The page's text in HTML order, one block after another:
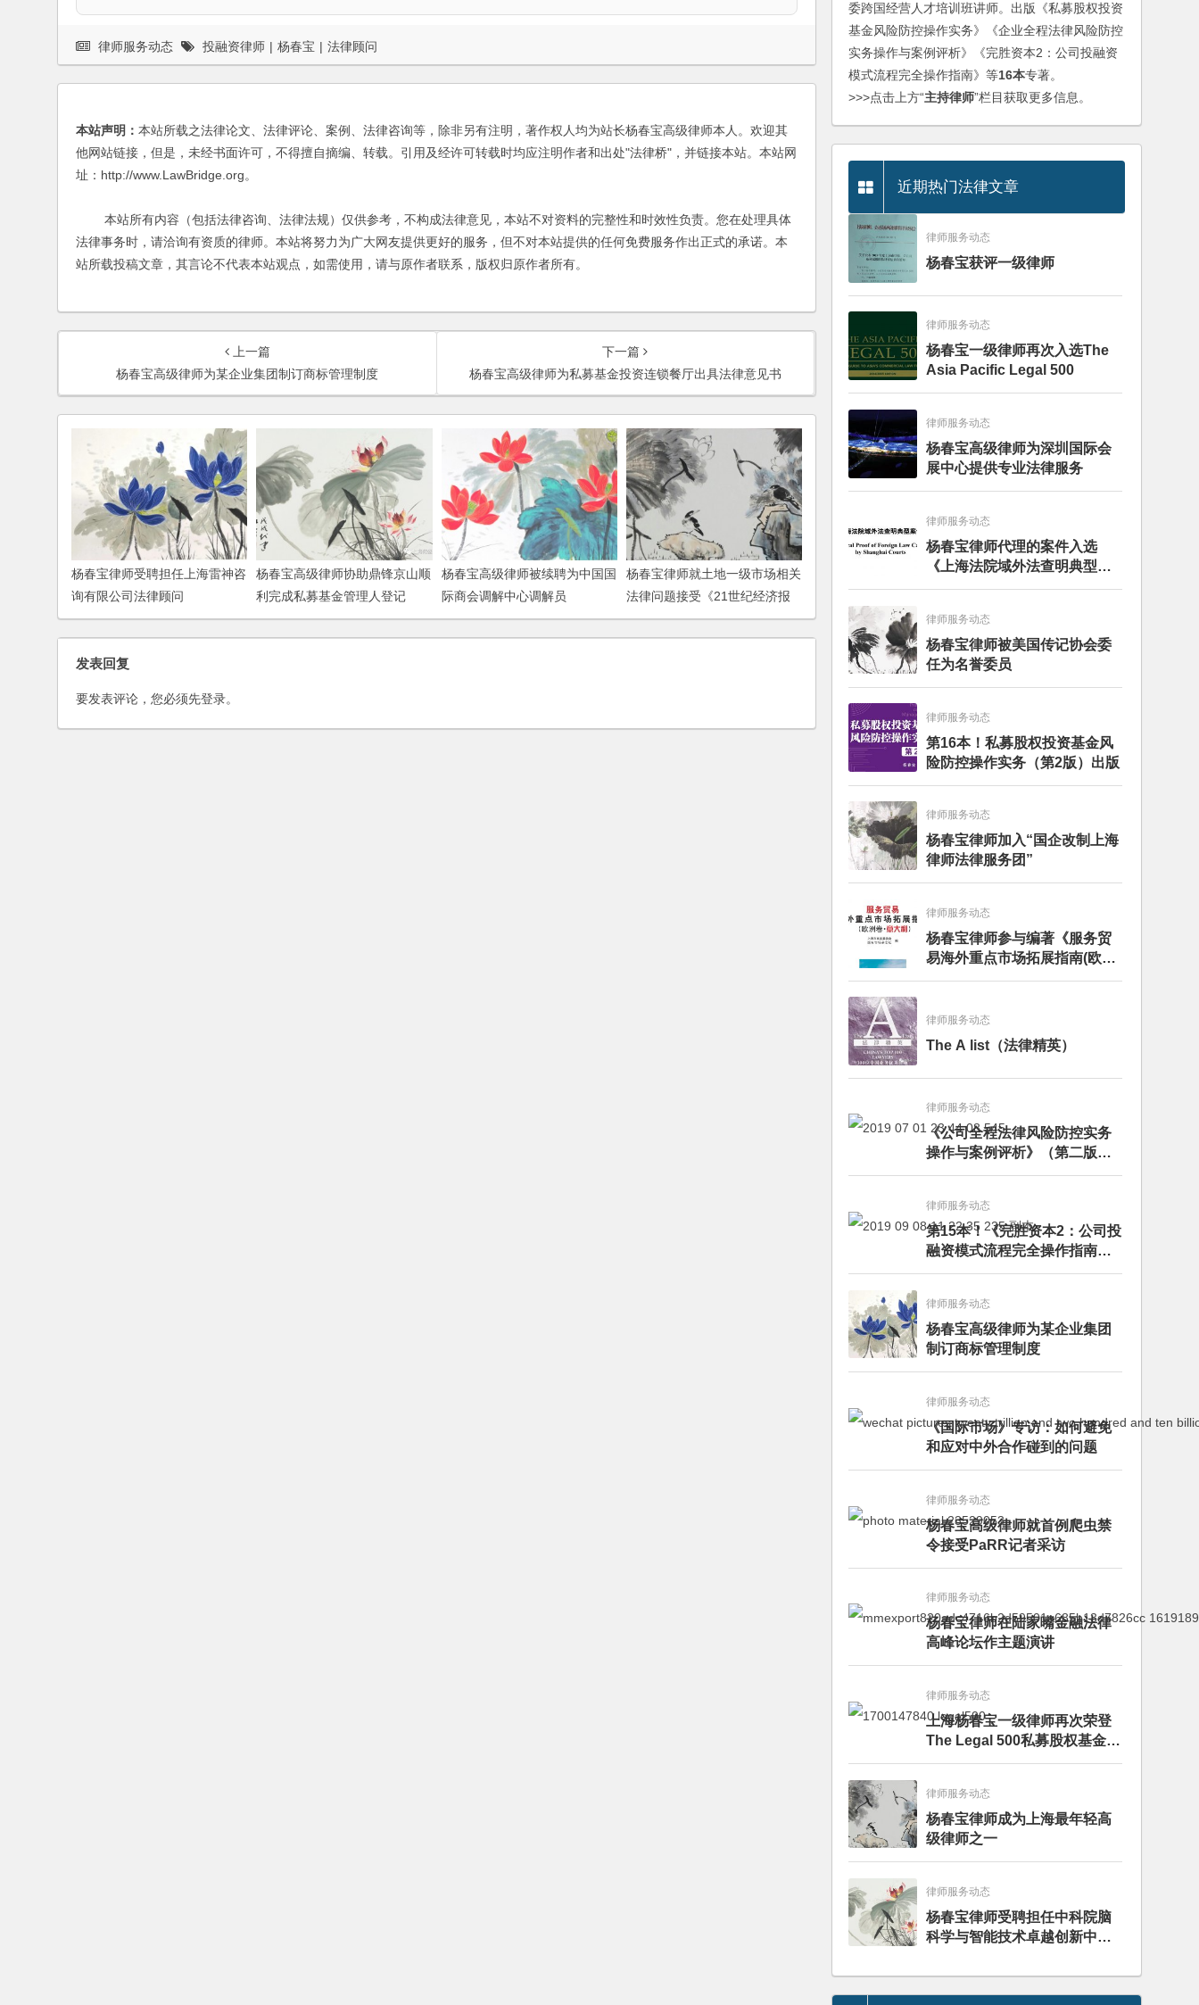
律师服务动态 投融资律师 | 杨春宝 | 法律顾问
本站声明： 本站所载之法律论文、法律评论、案例、法律咨询等，除非另有注明，著作权人均为站长杨春宝高级律师本人。欢迎其
他网站链接，但是，未经书面许可，不得擅自摘编、转载。引用及经许可转载时均应注明作者和出处"法律桥"，并链接本站。本站网
址：http://www.LawBridge.org。
本站所有内容（包括法律咨询、法律法规）仅供参考，不构成法律意见，本站不对资料的完整性和时效性负责。您在处理具体
法律事务时，请洽询有资质的律师。本站将努力为广大网友提供更好的服务，但不对本站提供的任何免费服务作出正式的承诺。本
站所载投稿文章，其言论不代表本站观点，如需使用，请与原作者联系，版权归原作者所有。
上一篇
杨春宝高级律师为某企业集团制订商标管理制度
下一篇
杨春宝高级律师为私募基金投资连锁餐厅出具法律意见书
杨春宝律师受聘担任上海雷神咨
询有限公司法律顾问
杨春宝高级律师协助鼎锋京山顺
利完成私募基金管理人登记
杨春宝高级律师被续聘为中国国
际商会调解中心调解员
杨春宝律师就土地一级市场相关
法律问题接受《21世纪经济报
道》记者采访
发表回复
要发表评论，您必须先登录。
委跨国经营人才培训班讲师。出版《私募股权投资
基金风险防控操作实务》《企业全程法律风险防控
实务操作与案例评析》《完胜资本2：公司投融资
模式流程完全操作指南》等16本专著。
>>>点击上方“主持律师”栏目获取更多信息。
近期热门法律文章
律师服务动态
杨春宝获评一级律师
律师服务动态
杨春宝一级律师再次入选The
Asia Pacific Legal 500
律师服务动态
杨春宝高级律师为深圳国际会
展中心提供专业法律服务
律师服务动态
杨春宝律师代理的案件入选
《上海法院域外法查明典型案
例》
律师服务动态
杨春宝律师被美国传记协会委
任为名誉委员
律师服务动态
第16本！私募股权投资基金风
险防控操作实务（第2版）出版
律师服务动态
杨春宝律师加入“国企改制上海
律师法律服务团”
律师服务动态
杨春宝律师参与编著《服务贸
易海外重点市场拓展指南(欧洲
卷·意大利)》
律师服务动态
The A list（法律精英）
律师服务动态
《公司全程法律风险防控实务
操作与案例评析》（第二版）
出版发行
律师服务动态
第15本！《完胜资本2：公司投
融资模式流程完全操作指南》
（第四版）出版
律师服务动态
杨春宝高级律师为某企业集团
制订商标管理制度
律师服务动态
《国际市场》专访：如何避免
和应对中外合作碰到的问题
律师服务动态
杨春宝高级律师就首例爬虫禁
令接受PaRR记者采访
律师服务动态
杨春宝律师在陆家嘴金融法律
高峰论坛作主题演讲
律师服务动态
上海杨春宝一级律师再次荣登
The Legal 500私募股权基金律
师榜单
律师服务动态
杨春宝律师成为上海最年轻高
级律师之一
律师服务动态
杨春宝律师受聘担任中科院脑
科学与智能技术卓越创新中心